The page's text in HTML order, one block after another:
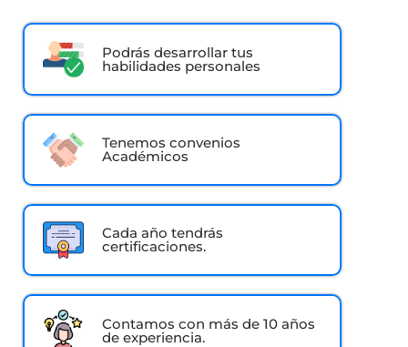
Podrás desarrollar tus
habilidades personales
Tenemos convenios
Académicos
Cada año tendrás
certificaciones.
Contamos con más de 10 años
de experiencia.